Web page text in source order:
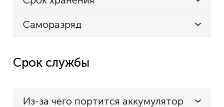
Саморазряд
Срок службы
Из-за чего портится аккумулятор